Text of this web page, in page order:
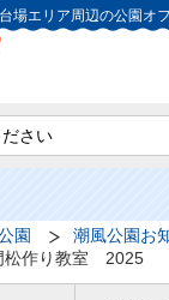
場エリア周辺の公園オ
園
潮風公園お
松作り教室 2025